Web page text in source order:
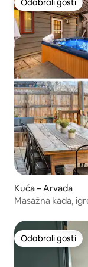
Odabrali gosti
Odabrali gosti
Kuća – Arvada
Masažna kada,
Odabrali gosti
Odabrali gosti